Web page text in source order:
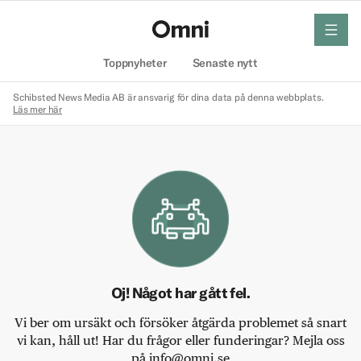
Toppnyheter Senaste nytt
meny
Schibsted News Media AB är ansvarig för dina data på denna webbplats.
Läs mer här
Oj! Något har gått fel.
Vi ber om ursäkt och försöker åtgärda problemet så snart
vi kan, håll ut! Har du frågor eller funderingar? Mejla oss